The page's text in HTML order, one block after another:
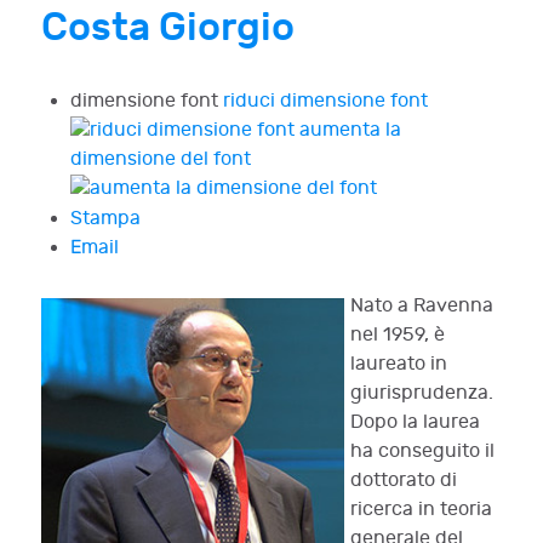
Costa Giorgio
dimensione font riduci dimensione font
aumenta la
dimensione del font
Stampa
Email
Nato a Ravenna
nel 1959, è
laureato in
giurisprudenza.
Dopo la laurea
ha conseguito il
dottorato di
ricerca in teoria
generale del